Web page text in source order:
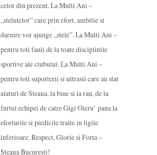
celor din prezent. La Multi Ani –
„stelutelor” care prin efort, ambitie si
daruire vor ajunge „stele”. La Multi Ani –
pentru toti fanii de la toate disciplinile
sportive ale clubului. La Multi Ani –
pentru toti suporterii si ultrasii care au stat
alaturi de Steaua, la bine si la rau, de la
furtul echipei de catre Gigi Oieru’ pana la
eforturile si piedicile traite in ligile
inferioare. Respect, Glorie si Forta –
Steaua Bucuresti!